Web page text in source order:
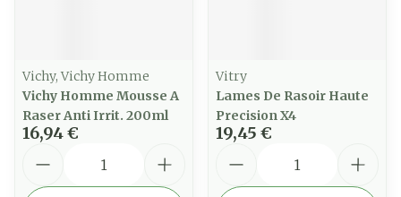
Vichy, Vichy Homme
Vichy Homme Mousse A
Raser Anti Irrit. 200ml
16,94 €
Vitry
Lames De Rasoir Haute
Precision X4
19,45 €